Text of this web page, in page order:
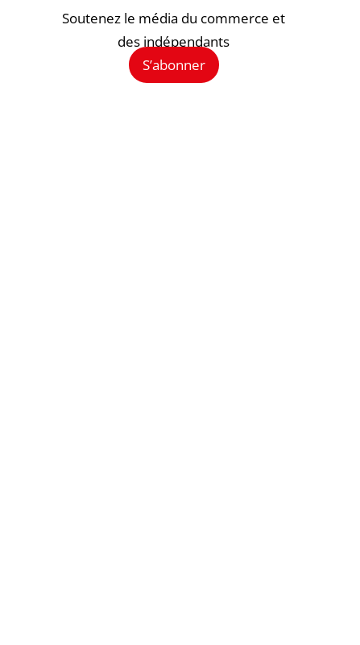
Soutenez le média du commerce et
des indépendants
S’abonner